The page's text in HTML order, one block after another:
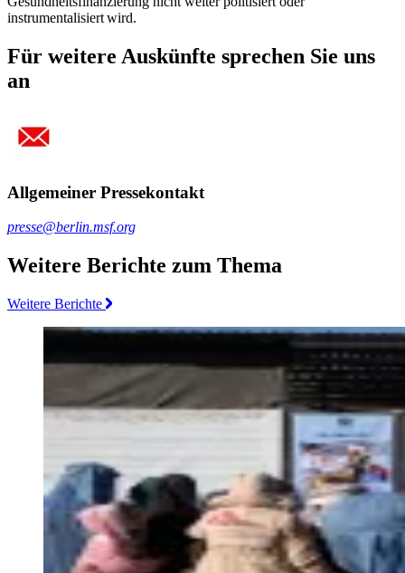
instrumentalisiert wird.
Für weitere Auskünfte sprechen Sie uns
an
Allgemeiner Pressekontakt
presse@berlin.msf.org
Weitere Berichte zum Thema
Weitere Berichte